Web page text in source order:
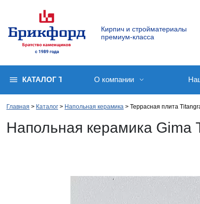
Кирпич и стройматериалы
премиум-класса
КАТАЛОГ ТОВАРОВО компании
Главная Каталог Напольная керамика Террасная плита
Напольная керамика Gima